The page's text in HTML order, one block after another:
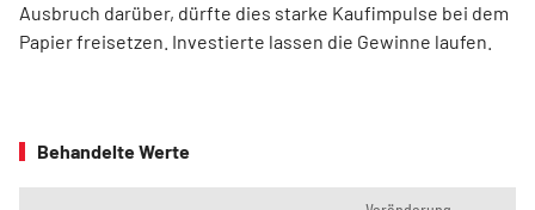
Ausbruch darüber, dürfte dies starke Kaufimpulse bei dem
Papier freisetzen. Investierte lassen die Gewinne laufen.
Behandelte Werte